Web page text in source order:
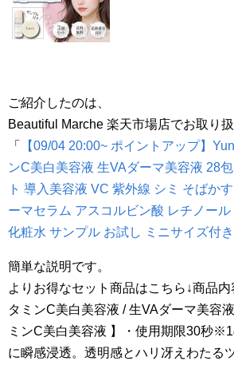
ご紹介したのは、
Beautiful Marche 楽天市場店でお取り
「
【09/04 20:00~ ポイントアップ】
ンC美白美容液 生VAダーマ美容液 28
ト 導入美容液 VC 紫外線 シミ そばか
ーマセラム アスコルビン酸 レチノー
化粧水 サンプル お試し ミニサイズ付き
簡単な説明です。
よりお得なセット商品はこちら↓商品
タミンC美白美容液 / 生VAダーマ美容
ミンC美白美容液 】・使用期限30秒
に瞬感浸透。透明感とハリ冴えわたる